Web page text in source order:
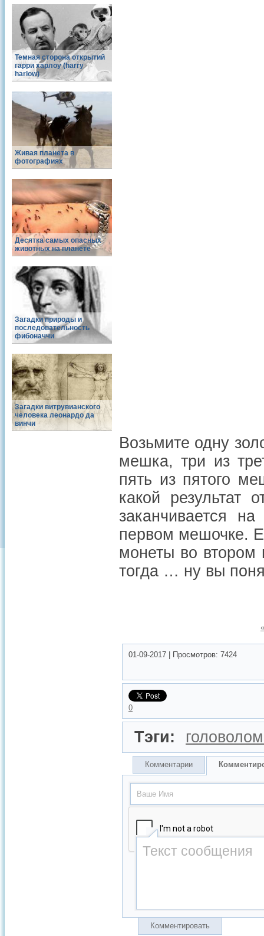
Темная сторона открытий
гарри харлоу (harry
harlow)
Живая планета в
фотографиях
Десятка самых опасных
животных на планете
Загадки природы и
последовательность
фибоначчи
Загадки витрувианского
человека леонардо да
винчи
Возьмите одну
мешка, три из
пять из пятого
какой результат
заканчивается
первом мешочке.
монеты во втором
тогда … ну вы
01-09-2017 Просмотров: 7424
0
Тэги:
Комментарии
Комментировать